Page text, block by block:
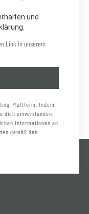
und
Link in unserem
Plattform. Indem
dich einverstanden,
Informationen an
gemäß den